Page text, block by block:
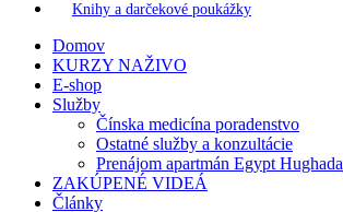
Knihy a darčekové poukážky
Domov
KURZY NAŽIVO
E-shop
Služby
Čínska medicína poradenstvo
Ostatné služby a konzultácie
Prenájom apartmán Egypt Hughada
ZAKÚPENÉ VIDEÁ
Články